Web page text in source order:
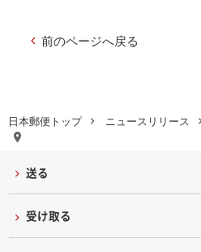
日本郵便トップ ニュースリリース
前のページへ戻る
送る
受け取る